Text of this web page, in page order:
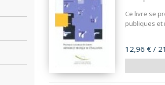
Ce livre se
publiques et
Prix
12,96 € /